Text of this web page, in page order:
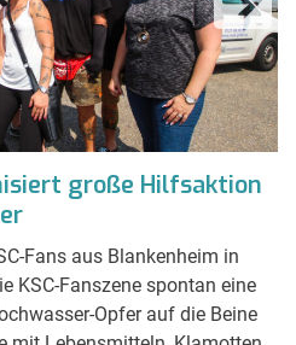
große Hilfsaktion
Fans aus Blankenheim in
KSC-Fanszene spontan eine
Opfer auf die Beine